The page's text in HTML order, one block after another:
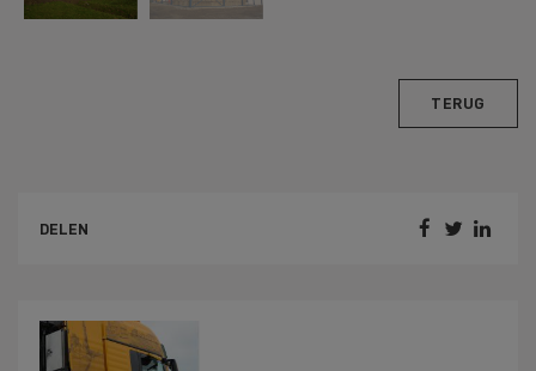
TERUG
DELEN   